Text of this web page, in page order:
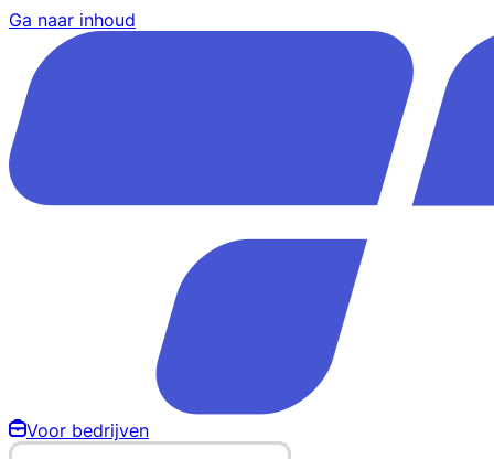
Ga naar inhoud
Voor bedrijven